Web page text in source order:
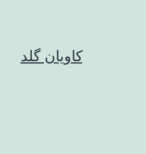
کاویان گلد